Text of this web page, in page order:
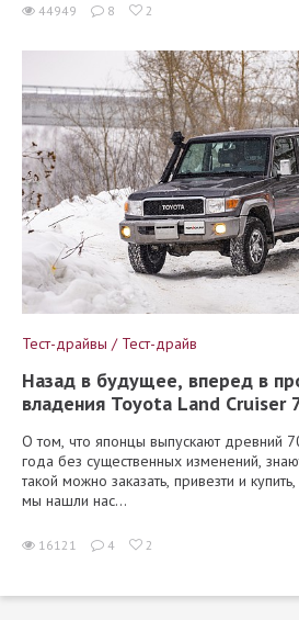
44949 8 2
Тест-драйвы / Тест-драйв
Назад в будущее, вперед в
владения Toyota Land Cruiser
О том, что японцы выпускают древний
года без существенных изменений,
такой можно заказать, привезти и
мы нашли нас...
16121 4 2